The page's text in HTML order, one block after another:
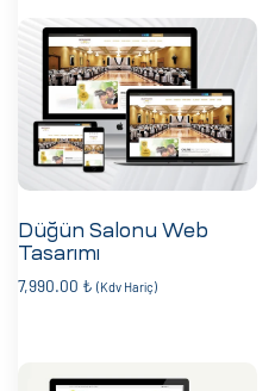
Düğün Salonu Web
Tasarımı
7,990.00 ₺ (Kdv Hariç)